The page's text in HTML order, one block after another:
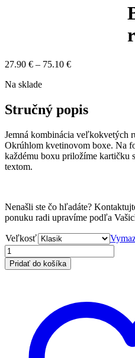
27.90 € – 75.10 €Price
75.10 €
Na sklade
Stručný popis
Jemná kombinácia veľkokvetých
Okrúhlom kvetinovom boxe. Na
každému boxu priložíme kartičku
textom.
Nenašli ste čo hľadáte?
ponuku radi upravíme podľa
Veľkosť
Pridať do košíka